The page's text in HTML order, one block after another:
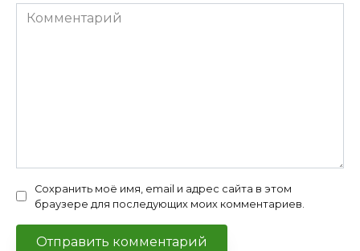
Комментарий
Сохранить моё имя, email и адрес сайта в этом
браузере для последующих моих комментариев.